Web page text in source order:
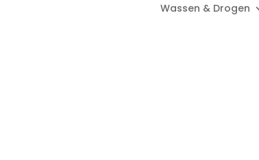
Wassen & Drogen